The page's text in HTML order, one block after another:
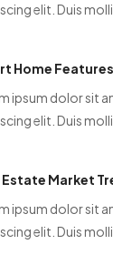
elit. Duis
Home
ipsum dolor sit
elit. Duis
Estate Market
ipsum dolor sit
elit. Duis